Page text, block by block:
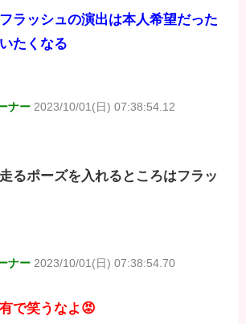
ラッシュの演出は本人希望だった
たくなる
ナー 2023/10/01(日) 07:38:54.12
るポーズを入れるところはフラッ
ナー 2023/10/01(日) 07:38:54.70
で笑うなよ😡